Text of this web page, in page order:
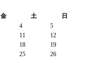
金 土
日
4
5
11
12
18
19
25
26